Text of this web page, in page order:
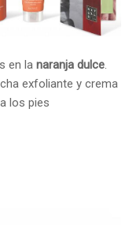
en la naranja dulce.
exfoliante y crema
los pies